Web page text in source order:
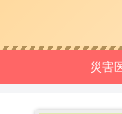
災害